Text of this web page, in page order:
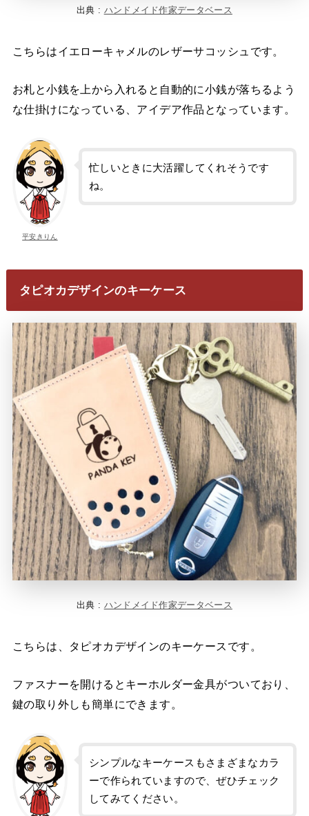
出典 : ハンドメイド作家データベース
こちらはイエローキャメルのレザーサコッシュです。
お札と小銭を上から入れると自動的に小銭が落ちるよう
な仕掛けになっている、アイデア作品となっています。
平安きりん
忙しいときに大活躍してくれそうです
ね。
タピオカデザインのキーケース
出典 : ハンドメイド作家データベース
こちらは、タピオカデザインのキーケースです。
ファスナーを開けるとキーホルダー金具がついており、
鍵の取り外しも簡単にできます。
シンプルなキーケースもさまざまなカラ
ーで作られていますので、ぜひチェック
してみてください。